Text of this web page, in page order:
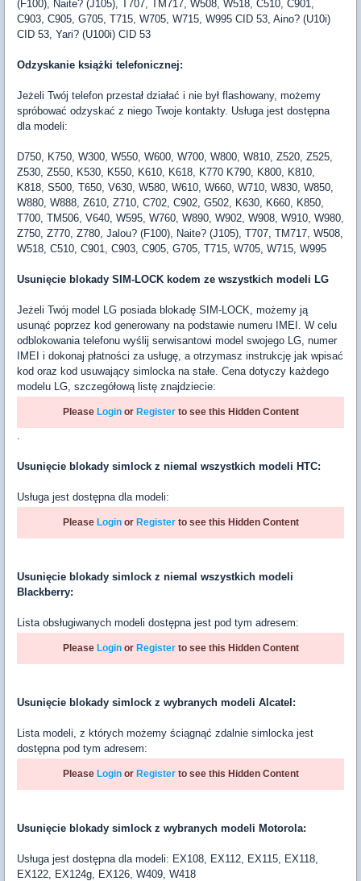
(F100), Naite? (J105), T707, TM717, W508, W518, C510, C901,
C903, C905, G705, T715, W705, W715, W995 CID 53, Aino? (U10i)
CID 53, Yari? (U100i) CID 53
Odzyskanie książki telefonicznej:
Jeżeli Twój telefon przestał działać i nie był flashowany, możemy
spróbować odzyskać z niego Twoje kontakty. Usługa jest dostępna
dla modeli:
D750, K750, W300, W550, W600, W700, W800, W810, Z520, Z525,
Z530, Z550, K530, K550, K610, K618, K770 K790, K800, K810,
K818, S500, T650, V630, W580, W610, W660, W710, W830, W850,
W880, W888, Z610, Z710, C702, C902, G502, K630, K660, K850,
T700, TM506, V640, W595, W760, W890, W902, W908, W910, W980,
Z750, Z770, Z780, Jalou? (F100), Naite? (J105), T707, TM717, W508,
W518, C510, C901, C903, C905, G705, T715, W705, W715, W995
Usunięcie blokady SIM-LOCK kodem ze wszystkich modeli LG
Jeżeli Twój model LG posiada blokadę SIM-LOCK, możemy ją
usunąć poprzez kod generowany na podstawie numeru IMEI. W celu
odblokowania telefonu wyślij serwisantowi model swojego LG, numer
IMEI i dokonaj płatności za usługę, a otrzymasz instrukcję jak wpisać
kod oraz kod usuwający simlocka na stałe. Cena dotyczy każdego
modelu LG, szczegółową listę znajdziecie:
Please Loginor Registerto see this Hidden Content
Usunięcie blokady simlock z niemal wszystkich modeli HTC:
Usługa jest dostępna dla modeli:
Please Loginor Registerto see this Hidden Content
Usunięcie blokady simlock z niemal wszystkich modeli
Blackberry:
Lista obsługiwanych modeli dostępna jest pod tym adresem:
Please Loginor Registerto see this Hidden Content
Usunięcie blokady simlock z wybranych modeli Alcatel:
Lista modeli, z których możemy ściągnąć zdalnie simlocka jest
dostępna pod tym adresem:
Please Loginor Registerto see this Hidden Content
Usunięcie blokady simlock z wybranych modeli Motorola:
Usługa jest dostępna dla modeli: EX108, EX112, EX115, EX118,
EX122, EX124g, EX126, W409, W418